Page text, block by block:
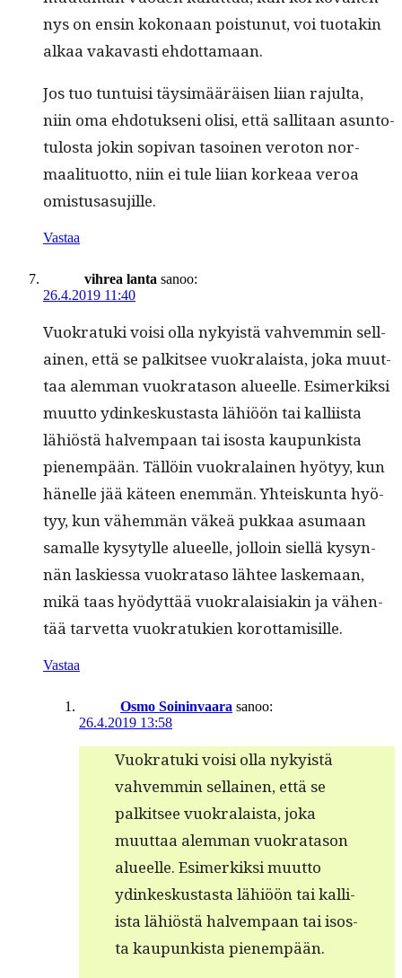
nys on ensin kokon­aan pois­tunut, voi tuo­takin
alkaa vakavasti ehdottamaan.
Jos tuo tun­tu­isi täysimääräisen liian rajul­ta,
niin oma ehdo­tuk­seni olisi, että sal­li­taan asun­to­
tu­losta jokin sopi­van tasoinen vero­ton nor­
maal­i­tuot­to, niin ei tule liian korkeaa veroa
omistusasujille.
Vastaa
vihrea lanta sanoo:
26.4.2019 11:40
Vuokratu­ki voisi olla nyky­istä vahvem­min sel­l­
ainen, että se palk­it­see vuokralaista, joka muut­
taa alem­man vuokrata­son alueelle. Esimerkik­si
muut­to ydinkeskus­tas­ta lähiöön tai kalli­ista
lähiöstä halvem­paan tai isos­ta kaupunkista
pienem­pään. Täl­löin vuokralainen hyö­tyy, kun
hänelle jää käteen enem­män. Yhteiskun­ta hyö­
tyy, kun vähem­män väkeä pukkaa asumaan
samalle kysytylle alueelle, jol­loin siel­lä kysyn­
nän lask­ies­sa vuokrata­so läh­tee laske­maan,
mikä taas hyödyt­tää vuokralaisi­akin ja vähen­
tää tarvet­ta vuokratukien korottamisille.
Vastaa
Osmo Soininvaara sanoo:
26.4.2019 13:58
Vuokratu­ki voisi olla nyky­istä
vahvem­min sel­l­ainen, että se
palk­it­see vuokralaista, joka
muut­taa alem­man vuokrata­son
alueelle. Esimerkik­si muut­to
ydinkeskus­tas­ta lähiöön tai kalli­
ista lähiöstä halvem­paan tai isos­
ta kaupunkista pienempään.